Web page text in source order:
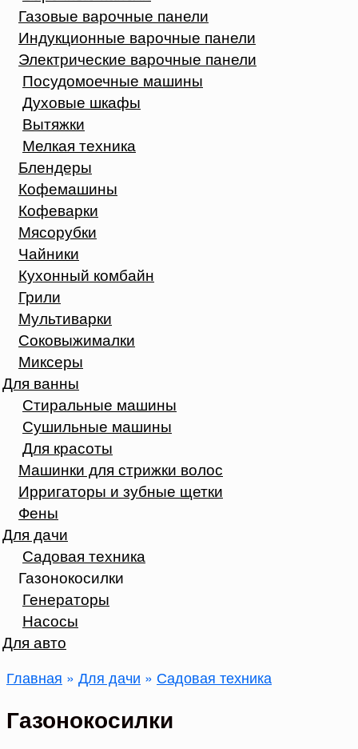
Газовые варочные панели
Индукционные варочные панели
Электрические варочные панели
Посудомоечные машины
Духовые шкафы
Вытяжки
Мелкая техника
Блендеры
Кофемашины
Кофеварки
Мясорубки
Чайники
Кухонный комбайн
Грили
Мультиварки
Соковыжималки
Миксеры
Для ванны
Стиральные машины
Сушильные машины
Для красоты
Машинки для стрижки волос
Ирригаторы и зубные щетки
Фены
Для дачи
Садовая техника
Газонокосилки
Генераторы
Насосы
Для авто
Главная » Для дачи » Садовая техника
Газонокосилки